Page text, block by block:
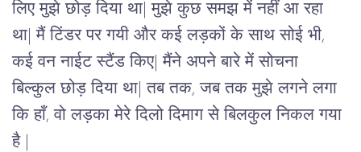
लिए मुझे छोड़ दिया था| मुझे कुछ समझ में नहीं आ रहा
था| मैं टिंडर पर गयी और कई लड़कों के साथ सोई भी,
कई वन नाईट स्टैंड किए| मैंने अपने बारे में सोचना
बिल्कुल छोड़ दिया था| तब तक, जब तक मुझे लगने लगा
कि हाँ, वो लड़का मेरे दिलो दिमाग से बिलकुल निकल गया
है |